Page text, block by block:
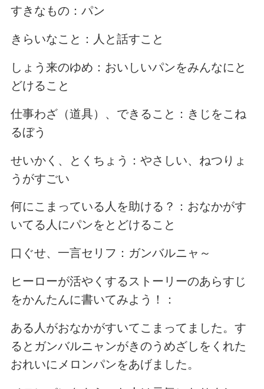
すきなもの：パン
きらいなこと：人と話すこと
しょう来のゆめ：おいしいパンをみんなにと
どけること
仕事わざ（道具）、できること：きじをこね
るぼう
せいかく、とくちょう：やさしい、ねつりょ
うがすごい
何にこまっている人を助ける？：おなかがす
いてる人にパンをとどけること
口ぐせ、一言セリフ：ガンバルニャ～
ヒーローが活やくするストーリーのあらすじ
をかんたんに書いてみよう！：
ある人がおなかがすいてこまってました。す
るとガンバルニャンがきのうめざしをくれた
おれいにメロンパンをあげました。